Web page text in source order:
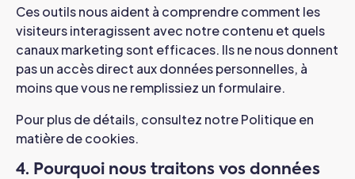
Ces outils nous aident à comprendre comment les
visiteurs interagissent avec notre contenu et quels
canaux marketing sont efficaces. Ils ne nous donnent
pas un accès direct aux données personnelles, à
moins que vous ne remplissiez un formulaire.
Pour plus de détails, consultez notre Politique en
matière de cookies.
4. Pourquoi nous traitons vos données